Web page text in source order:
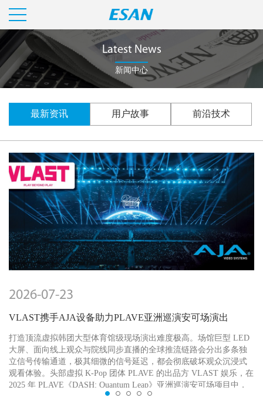
Latest News
新闻中心
最新资讯 用户故事 前沿技术
2026-07-23
VLAST携手AJA设备助力PLAVE亚洲巡演安可场演出
打造顶流虚拟韩团大型体育馆级现场演出难度极高。场馆巨型 LED
大屏、面向线上观众与院线同步直播的全球推流链路会分出多条独
立信号传输通道，极其细微的信号延迟，都会彻底破坏观众沉浸式
观看体验。头部虚拟 K-Pop 团体 PLAVE 的出品方 VLAST 娱乐，在
2025 年 PLAVE《DASH: Quantum Leap》亚洲巡演安可场项目中，